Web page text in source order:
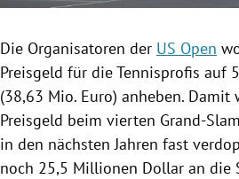
Untermenü
Untermenü
Die Organisatoren der US Open
Preisgeld für die Tennisprofis auf
(38,63 Mio. Euro) anheben. Damit
Preisgeld beim vierten Grand-
in den nächsten Jahren fast
noch 25,5 Millionen Dollar an die